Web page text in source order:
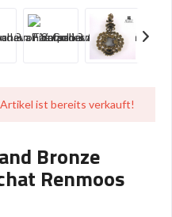
ist bereits verkauft!
Bronze
Renmoos